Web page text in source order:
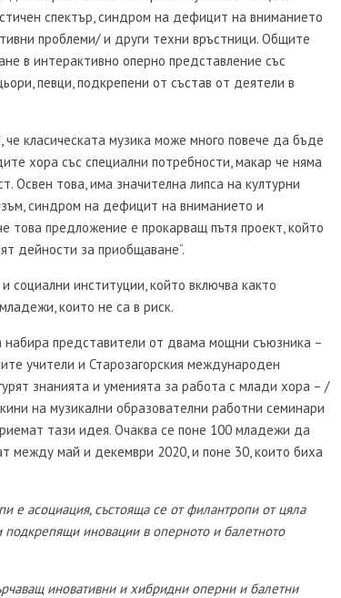
спектър, синдром на дефицит на вниманието
проблеми/ и други техни връстници. Общите
в интерактивно оперно представление със
певци, подкрепени от състав от деятели в
класическата музика може много повече да бъде
хора със специални потребности, макар че няма
Освен това, има значителна липса на културни
синдром на дефицит на вниманието и
това предложение е прокарващ пътя проект, който
дейности за приобщаване“.
социални институции, който включва както
които не са в риск.
набира представители от двама мощни съюзника –
учители и Старозагорския международен
знанията и уменията за работа с млади хора – /
на музикални образователни работни семинари
тази идея. Очаква се поне 100 младежи да
между май и декември 2020, и поне 30, които биха
асоциация, състояща се от филантропи от цяла
иновации в оперното и балетното
иновативни и хибридни оперни и балетни